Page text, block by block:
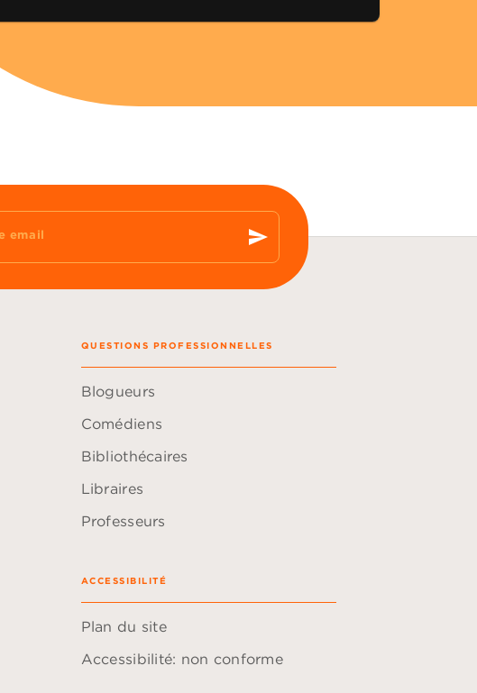
email send
QUESTIONS PROFESSIONNELLES
Blogueurs
Comédiens
Bibliothécaires
Libraires
Professeurs
ACCESSIBILITÉ
Plan du site
Accessibilité: non conforme